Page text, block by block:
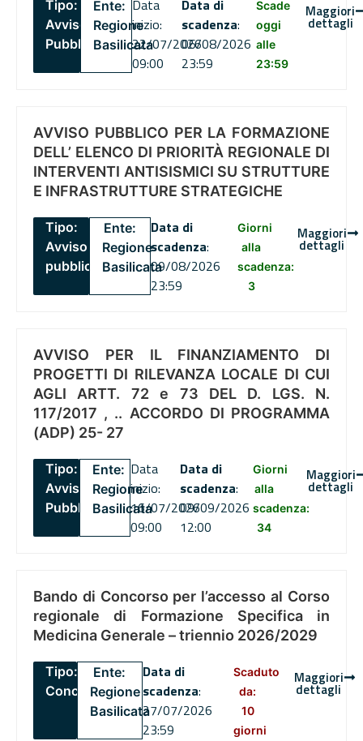
Tipo:
Avviso
Pubblico
Ente:
Regione
Basilicata
Data
inizio:
22/07/2026
09:00
Data di
scadenza:
06/08/2026
23:59
Scade
oggi
alle
23:59
Maggiori
dettagli
AVVISO PUBBLICO PER LA FORMAZIONE
DELL’ ELENCO DI PRIORITÀ REGIONALE DI
INTERVENTI ANTISISMICI SU STRUTTURE
E INFRASTRUTTURE STRATEGICHE
Tipo:
Avviso
pubblico
Ente:
Regione
Basilicata
Data di
scadenza:
09/08/2026
23:59
Giorni
alla
scadenza:
3
Maggiori
dettagli
AVVISO PER IL FINANZIAMENTO DI
PROGETTI DI RILEVANZA LOCALE DI CUI
AGLI ARTT. 72 e 73 DEL D. LGS. N.
117/2017 , .. ACCORDO DI PROGRAMMA
(ADP) 25- 27
Tipo:
Avviso
Pubblico
Ente:
Regione
Basilicata
Data
inizio:
16/07/2026
09:00
Data di
scadenza:
09/09/2026
12:00
Giorni
alla
scadenza:
34
Maggiori
dettagli
Bando di Concorso per l’accesso al Corso
regionale di Formazione Specifica in
Medicina Generale – triennio 2026/2029
Tipo:
Concorsi
Ente:
Regione
Basilicata
Data di
scadenza:
27/07/2026
23:59
Scaduto
da:
10
giorni
Maggiori
dettagli